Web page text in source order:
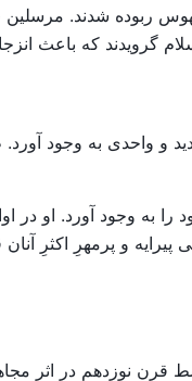
ربوده شدند. مرسلین
گرویدند که باعث
جدید و واحدی به وجود
وجود آورد. او در
پیرایه و پرمهرِ اکثرِ
قرن نوزدهم در اثر